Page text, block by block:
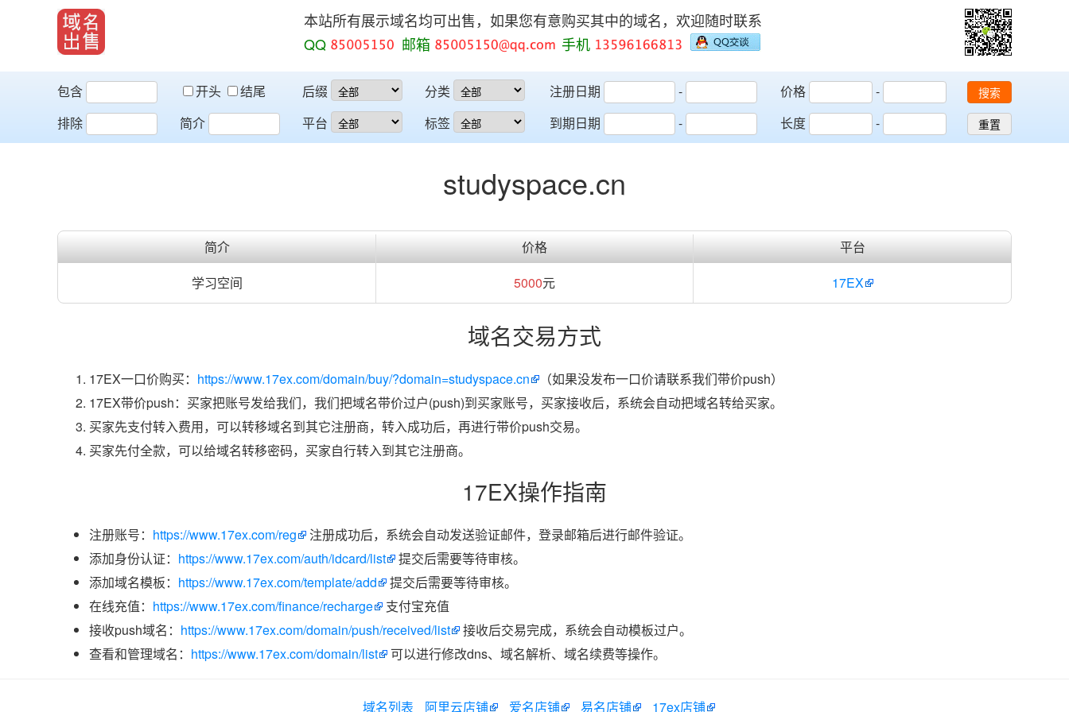
本站所有展示域名均可出售，如果您有意购买其中的域名，欢迎随时联系
QQ
邮箱 手机
包含 开头
结尾
排除
简介
后缀
平台
分类
标签
注册日期
-
到期日期
-
价格
-
长度
-
搜索
重置
studyspace.cn
简介 价格
平台
学习空间
5000元 17EX
域名交易方式
17EX一口价购买： https://www.17ex.com/domain/buy/?domain=studyspace.cn
（如果没发布一口价请联系我们带价push）
17EX带价push：买家把账号发给我们，我们把域名带价过户(push)到买家账号，买家接收后，系统会自动把域名转给买家。
买家先支付转入费用，可以转移域名到其它注册商，转入成功后，再进行带价push交易。
买家先付全款，可以给域名转移密码，买家自行转入到其它注册商。
17EX操作指南
注册账号： https://www.17ex.com/reg
注册成功后，系统会自动发送验证邮件，登录邮箱后进行邮件验证。
添加身份认证： https://www.17ex.com/auth/idcard/list
提交后需要等待审核。
添加域名模板： https://www.17ex.com/template/add
提交后需要等待审核。
在线充值： https://www.17ex.com/finance/recharge
支付宝充值
接收push域名： https://www.17ex.com/domain/push/received/list
接收后交易完成，系统会自动模板过户。
查看和管理域名： https://www.17ex.com/domain/list 可以进行修改dns、域名解析、域名续费等操作。
域名列表 阿里云店铺 爱名店铺 易名店铺 17ex店铺